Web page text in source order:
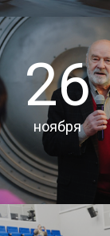
26
ноября